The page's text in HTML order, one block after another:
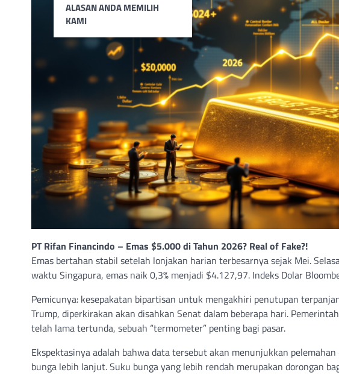
ALASAN ANDA MEMILIH
KAMI
PT Rifan Financindo – Emas $5.000 di Tahun 2026? Real of Fake?!
Emas bertahan stabil setelah lonjakan harian terbesarnya sejak Mei.
waktu Singapura, emas naik 0,3% menjadi $4.127,97. Indeks Dolar
Pemicunya: kesepakatan bipartisan untuk mengakhiri penutupan
Trump, diperkirakan akan disahkan Senat dalam beberapa hari.
telah lama tertunda, sebuah “termometer” penting bagi pasar.
Ekspektasinya adalah bahwa data tersebut akan menunjukkan
bunga lebih lanjut. Suku bunga yang lebih rendah merupakan dorongan